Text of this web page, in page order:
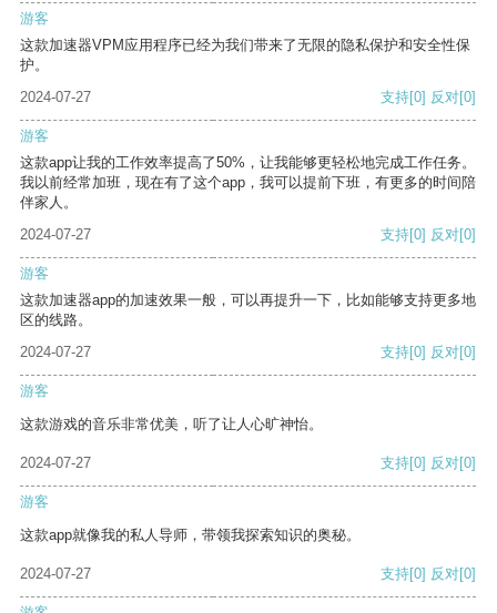
游客
这款加速器VPM应用程序已经为我们带来了无限的隐私保护和安全性保
护。
2024-07-27
支持[0] 反对[0]
游客
这款app让我的工作效率提高了50%，让我能够更轻松地完成工作任务。
我以前经常加班，现在有了这个app，我可以提前下班，有更多的时间陪
伴家人。
2024-07-27
支持[0] 反对[0]
游客
这款加速器app的加速效果一般，可以再提升一下，比如能够支持更多地
区的线路。
2024-07-27
支持[0] 反对[0]
游客
这款游戏的音乐非常优美，听了让人心旷神怡。
2024-07-27 支持[0] 反对[0]
游客
这款app就像我的私人导师，带领我探索知识的奥秘。
2024-07-27 支持[0] 反对[0]